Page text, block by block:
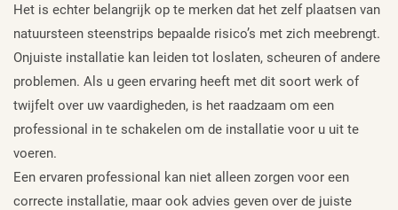
Het is echter belangrijk op te merken dat het zelf plaatsen van
natuursteen steenstrips bepaalde risico’s met zich meebrengt.
Onjuiste installatie kan leiden tot loslaten, scheuren of andere
problemen. Als u geen ervaring heeft met dit soort werk of
twijfelt over uw vaardigheden, is het raadzaam om een
professional in te schakelen om de installatie voor u uit te
voeren.
Een ervaren professional kan niet alleen zorgen voor een
correcte installatie, maar ook advies geven over de juiste